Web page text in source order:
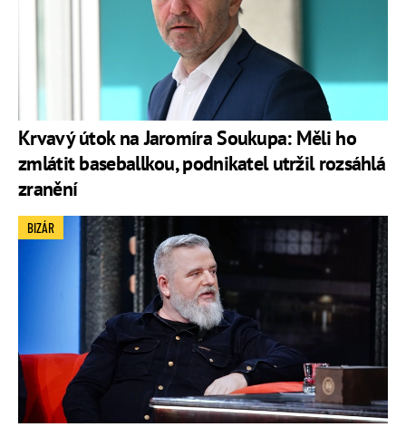
Krvavý útok na Jaromíra Soukupa: Měli ho
zmlátit baseballkou, podnikatel utržil rozsáhlá
zranění
BIZÁR